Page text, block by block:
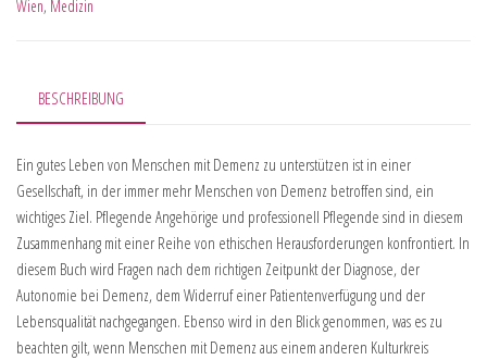
Wien, Medizin
BESCHREIBUNG
Ein gutes Leben von Menschen mit Demenz zu unterstützen ist in einer
Gesellschaft, in der immer mehr Menschen von Demenz betroffen sind, ein
wichtiges Ziel. Pflegende Angehörige und professionell Pflegende sind in diesem
Zusammenhang mit einer Reihe von ethischen Herausforderungen konfrontiert. In
diesem Buch wird Fragen nach dem richtigen Zeitpunkt der Diagnose, der
Autonomie bei Demenz, dem Widerruf einer Patientenverfügung und der
Lebensqualität nachgegangen. Ebenso wird in den Blick genommen, was es zu
beachten gilt, wenn Menschen mit Demenz aus einem anderen Kulturkreis